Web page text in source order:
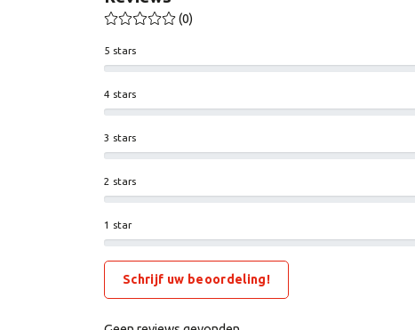
(0)
1 star
2 stars
3 stars
4 stars
5 stars
Schrijf uw beoordeling!